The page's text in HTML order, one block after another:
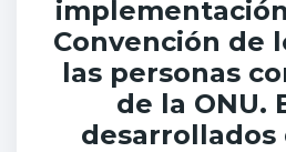
Convención de
las personas
de la ONU.
desarrollados